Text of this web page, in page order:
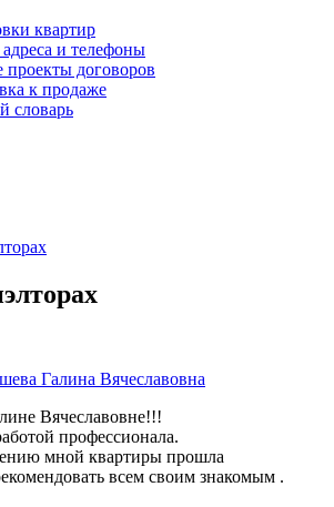
квартир
и телефоны
договоров
к продаже
словарь
Галина Вячеславовна
Вячеславовне!!!
профессионала.
мной квартиры прошла
всем своим знакомым .